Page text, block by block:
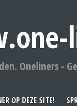
Oneliners -
OP DEZE SITE!